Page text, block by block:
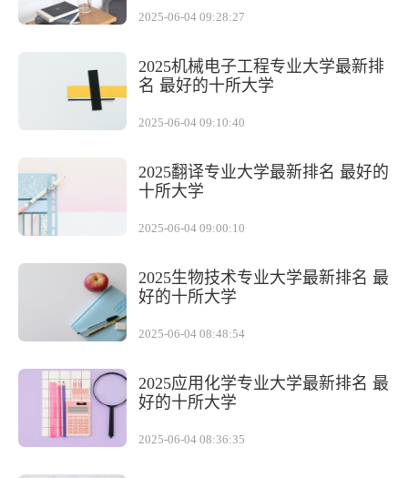
2025-06-04 09:28:27
2025机械电子工程专业大学最新排
名 最好的十所大学
2025-06-04 09:10:40
2025翻译专业大学最新排名 最好的
十所大学
2025-06-04 09:00:10
2025生物技术专业大学最新排名 最
好的十所大学
2025-06-04 08:48:54
2025应用化学专业大学最新排名 最
好的十所大学
2025-06-04 08:36:35